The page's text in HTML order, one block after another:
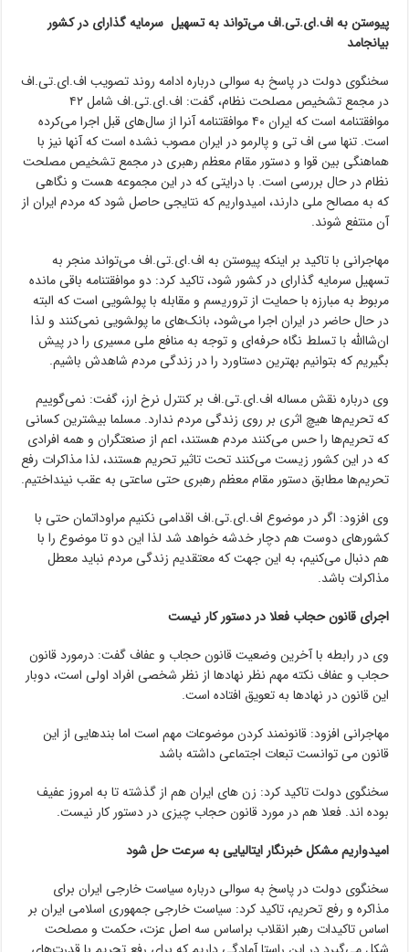
پیوستن به اف.ای.تی.اف می‌تواند به تسهیل سرمایه گذارای در کشور
بیانجامد
سخنگوی دولت در پاسخ به سوالی درباره ادامه روند تصویب اف.ای.تی.اف
در مجمع تشخیص مصلحت نظام، گفت: اف.ای.تی.اف شامل ۴۲
موافقتنامه است که ایران ۴۰ موافقتنامه آنرا از سال‌های قبل اجرا می‌کرده
است. تنها سی اف تی و پالرمو در ایران مصوب نشده است که آنها نیز با
هماهنگی بین قوا و دستور مقام معظم رهبری در مجمع تشخیص مصلحت
نظام در حال بررسی است. با درایتی که در این مجموعه هست و نگاهی
که به مصالح ملی دارند، امیدواریم که نتایجی حاصل شود که مردم ایران از
آن منتفع شوند.
مهاجرانی با تاکید بر اینکه پیوستن به اف.ای.تی.اف می‌تواند منجر به
تسهیل سرمایه گذارای در کشور شود، تاکید کرد: دو موافقتنامه باقی مانده
مربوط به مبارزه با حمایت از تروریسم و مقابله با پولشویی است که البته
در حال حاضر در ایران اجرا می‌شود، بانک‌های ما پولشویی نمی‌کنند و لذا
ان‌شاالله با تسلط نگاه حرفه‌ای و توجه به منافع ملی مسیری را در پیش
بگیریم که بتوانیم بهترین دستاورد را در زندگی مردم شاهدش باشیم.
وی درباره نقش مساله اف.ای.تی.اف بر کنترل نرخ ارز، گفت: نمی‌گوییم
که تحریم‌ها هیچ اثری بر روی زندگی مردم ندارد. مسلما بیشترین کسانی
که تحریم‌ها را حس می‌کنند مردم هستند، اعم از صنعتگران و همه افرادی
که در این کشور زیست می‌کنند تحت تاثیر تحریم هستند، لذا مذاکرات رفع
تحریم‌ها مطابق دستور مقام معظم رهبری حتی ساعتی به عقب نینداختیم.
وی افزود: اگر در موضوع اف.ای.تی.اف اقدامی نکنیم مراوداتمان حتی با
کشورهای دوست هم دچار خدشه خواهد شد لذا این دو تا موضوع را با
هم دنبال می‌کنیم، به این جهت که معتقدیم زندگی مردم نباید معطل
مذاکرات باشد.
اجرای قانون حجاب فعلا در دستور کار نیست
وی در رابطه با آخرین وضعیت قانون حجاب و عفاف گفت: درمورد قانون
حجاب و عفاف نکته مهم نظر نهادها از نظر شخصی افراد اولی است، دوبار
این قانون در نهادها به تعویق افتاده است.
مهاجرانی افزود: قانونمند کردن موضوعات مهم است اما بندهایی از این
قانون می توانست تبعات اجتماعی داشته باشد
سخنگوی دولت تاکید کرد: زن های ایران هم از گذشته تا به امروز عفیف
بوده اند. فعلا هم در مورد قانون حجاب چیزی در دستور کار نیست.
امیدواریم مشکل خبرنگار ایتالیایی به سرعت حل شود
سخنگوی دولت در پاسخ به سوالی درباره سیاست خارجی ایران برای
مذاکره و رفع تحریم، تاکید کرد: سیاست خارجی جمهوری اسلامی ایران بر
اساس تاکیدات رهبر انقلاب براساس سه اصل عزت، حکمت و مصلحت